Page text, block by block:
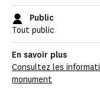
Public
Tout public
En savoir plus
Consultez les
monument